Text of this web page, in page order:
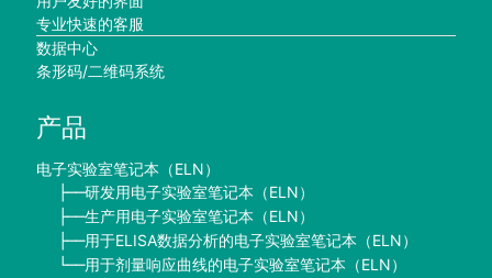
专业快速的客服
数据中心
条形码/二维码系统
产品
电子实验室笔记本（ELN）
├──研发用电子实验室笔记本（ELN）
├──生产用电子实验室笔记本（ELN）
├──用于ELISA数据分析的电子实验室笔记本（ELN）
└──用于剂量响应曲线的电子实验室笔记本（ELN）